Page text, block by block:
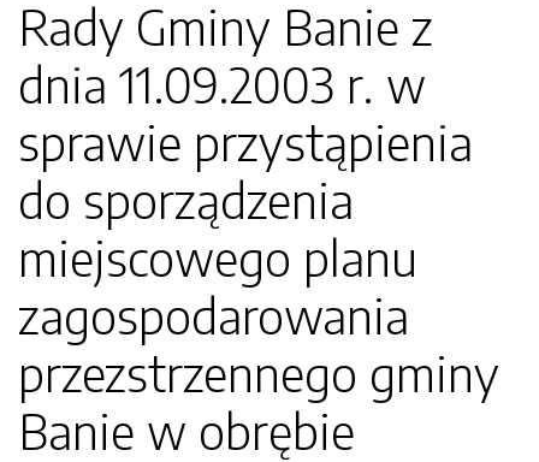
Rady Gminy Banie z
dnia 11.09.2003 r. w
sprawie przystąpienia
do sporządzenia
miejscowego planu
zagospodarowania
przezstrzennego gminy
Banie w obrębie